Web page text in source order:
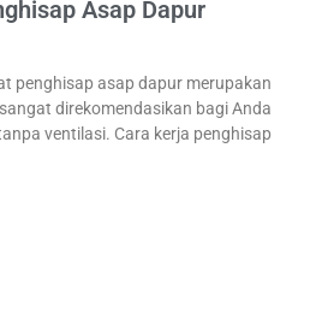
Asap Dapur
penghisap asap dapur merupakan
direkomendasikan bagi Anda
ventilasi. Cara kerja penghisap